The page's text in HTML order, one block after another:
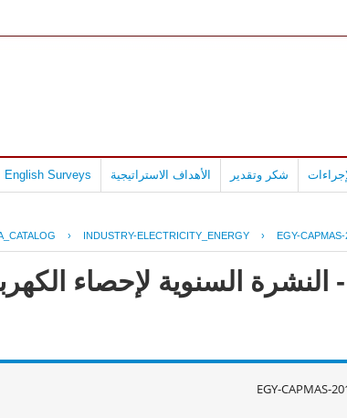
شكر وتقدير الأهداف الاستراتيجية English Surveys
› INDUSTRY-ELECTRICITY_ENERGY › EGY-
السنوية لإحصاء
EGY-CAPMAS-